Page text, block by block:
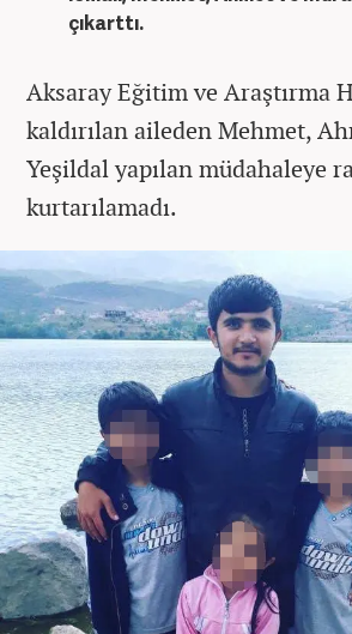
çıkarttı.
Aksaray Eğitim ve Araştırma
kaldırılan aileden Mehmet,
Yeşildal yapılan müdahaleye
kurtarılamadı.